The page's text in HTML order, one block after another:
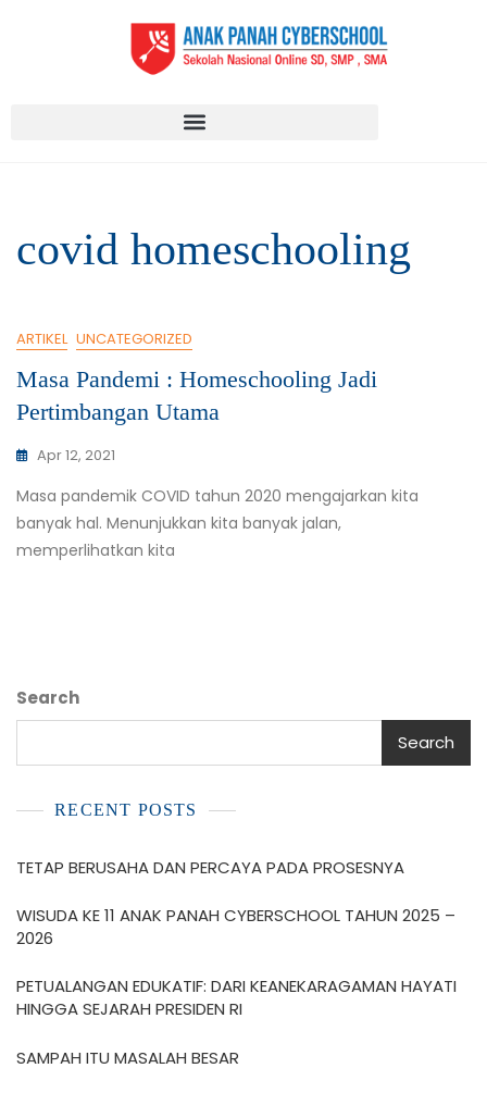
covid homeschooling
ARTIKEL UNCATEGORIZED
Masa Pandemi : Homeschooling Jadi
Pertimbangan Utama
Apr 12, 2021
Masa pandemik COVID tahun 2020 mengajarkan kita
banyak hal. Menunjukkan kita banyak jalan,
memperlihatkan kita
Search
Search
RECENT POSTS
TETAP BERUSAHA DAN PERCAYA PADA PROSESNYA
WISUDA KE 11 ANAK PANAH CYBERSCHOOL TAHUN 2025 –
2026
PETUALANGAN EDUKATIF: DARI KEANEKARAGAMAN HAYATI
HINGGA SEJARAH PRESIDEN RI
SAMPAH ITU MASALAH BESAR